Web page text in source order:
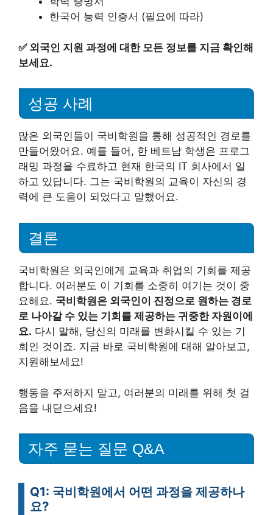
한국어 능력 인증서 (필요에 따라)
✅ 외국인 지원 과정에 대한 모든 정보를 지금 확인해
보세요.
성공 사례
많은 외국인들이 국비학원을 통해 성공적인 경로를
만들어왔어요. 예를 들어, 한 베트남 학생은 프로그
래밍 과정을 수료하고 현재 한국의 IT 회사에서 일
하고 있답니다. 그는 국비학원의 교육이 자신의 경
력에 큰 도움이 되었다고 말했어요.
결론
국비학원은 외국인에게 교육과 취업의 기회를 제공
합니다. 여러분도 이 기회를 소중히 여기는 것이 중
요해요. 국비학원은 외국인이 진정으로 원하는 경로
로 나아갈 수 있는 기회를 제공하는 귀중한 자원이에
요. 다시 말해, 당신의 미래를 변화시킬 수 있는 기
회인 것이죠. 지금 바로 국비학원에 대해 알아보고,
지원해보세요!
행동을 주저하지 말고, 여러분의 미래를 위해 첫 걸
음을 내딛으세요!
자주 묻는 질문 Q&A
Q1: 국비학원에서 어떤 과정을 제공하나
요?